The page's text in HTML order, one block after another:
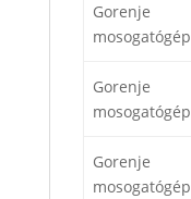
Gorenje
mosogatógép
Gorenje
mosogatógép
Gorenje
mosogatógép